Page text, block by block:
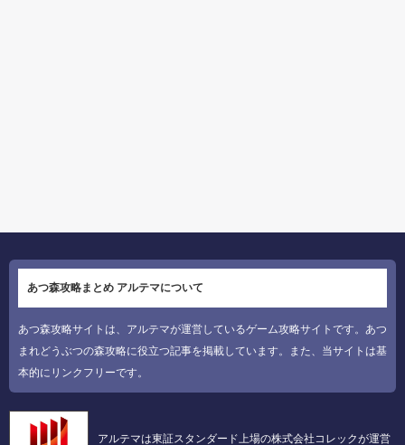
あつ森攻略まとめ アルテマについて
あつ森攻略サイトは、アルテマが運営しているゲーム攻略サイトです。あつ
まれどうぶつの森攻略に役立つ記事を掲載しています。また、当サイトは基
本的にリンクフリーです。
アルテマは東証スタンダード上場の株式会社コレックが運営